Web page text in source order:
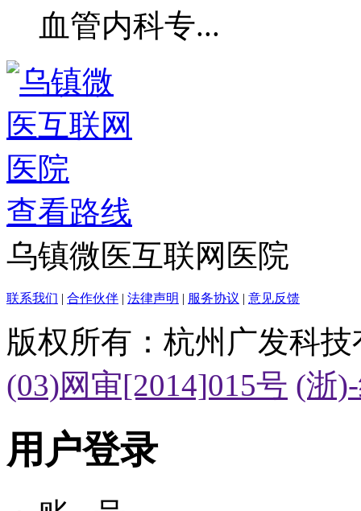
血管内科专...
查看路线
乌镇微医互联网医院
联系我们 | 合作伙伴 | 法律声明 | 服务协议 | 意见反馈
版权所有：杭州广发科
(03)网审[2014]015号 (浙
用户登录